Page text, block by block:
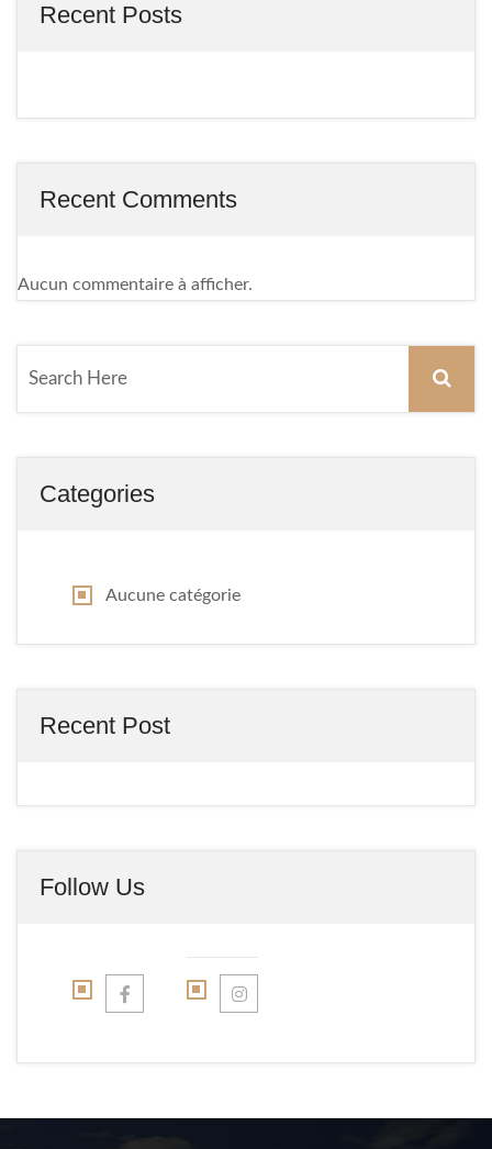
Recent Posts
Recent Comments
Aucun commentaire à afficher.
Categories
Aucune catégorie
Recent Post
Follow Us